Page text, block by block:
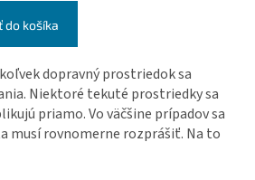
do košíka
dopravný prostriedok sa
Niektoré tekuté prostriedky sa
priamo. Vo väčšine prípadov sa
musí rovnomerne rozprášiť. Na to